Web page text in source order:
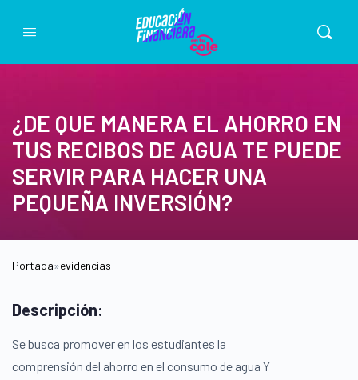
¿DE QUE MANERA EL AHORRO EN
TUS RECIBOS DE AGUA TE PUEDE
SERVIR PARA HACER UNA
PEQUEÑA INVERSIÓN?
Portada»evidencias
Descripción:
Se busca promover en los estudiantes la
comprensión del ahorro en el consumo de agua Y